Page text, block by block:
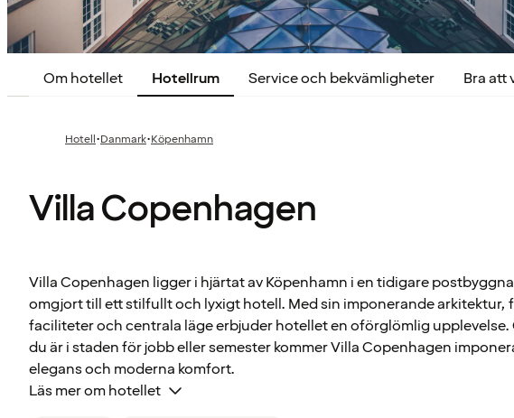
Om hotellet Hotellrum Service och bekvämligheter Bra att
Hotell·Danmark·Köpenhamn
Villa Copenhagen
Villa Copenhagen ligger i hjärtat av Köpenhamn i en tidigare
omgjort till ett stilfullt och lyxigt hotell. Med sin imponerande arkitektur,
faciliteter och centrala läge erbjuder hotellet en oförglömlig upplevelse.
du är i staden för jobb eller semester kommer Villa Copenhagen
elegans och moderna komfort.
Läs mer om hotellet